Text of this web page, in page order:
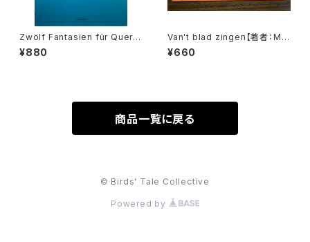
Zwölf Fantasien für Querfl
öten ohne Bass BÄRENREI
TER URTEXT【著者：GEORG
¥880
Van't blad zingen【著者：Mar
ie Egmond】出版社：BROEK
MANS&VAN POPPEL
¥660
商品一覧に戻る
© Birds' Tale Collective
Powered by